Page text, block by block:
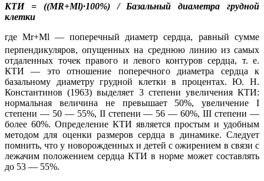
КТИ = ((MR+Ml)·100%) / Базальный диаметра грудной
клетки
где Mr+Ml — поперечный диаметр сердца, равный сумме
перпендикуляров, опущенных на среднюю линию из самых
отдаленных точек правого и левого контуров сердца, т. е.
КТИ — это отношение поперечного диаметра сердца к
базальному диаметру грудной клетки в процентах. Ю. Н.
Константинов (1963) выделяет 3 степени увеличения КТИ:
нормальная величина не превышает 50%, увеличение I
степени — 50 — 55%, II степени — 56 — 60%, III степени —
более 60%. Определение КТИ является простым и удобным
методом для оценки размеров сердца в динамике. Следует
помнить, что у новорожденных и детей с ожирением в связи с
лежачим положением сердца КТИ в норме может составлять
до 53 — 55%.